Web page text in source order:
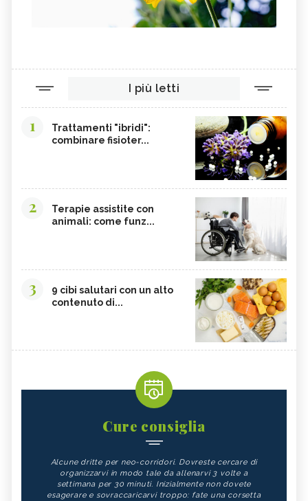
I più letti
1
Trattamenti "ibridi":
combinare fisioter...
2
Terapie assistite con
animali: come funz...
3
9 cibi salutari con un alto
contenuto di...
Cure consiglia
Alcune dritte per neo-corridori. Dovreste cercare di
organizzarvi in modo tale da allenarvi 3 volte a
settimana per 30 minuti. Inizialmente non dovete
esagerare e sovraccaricarvi troppo: fate una corsetta